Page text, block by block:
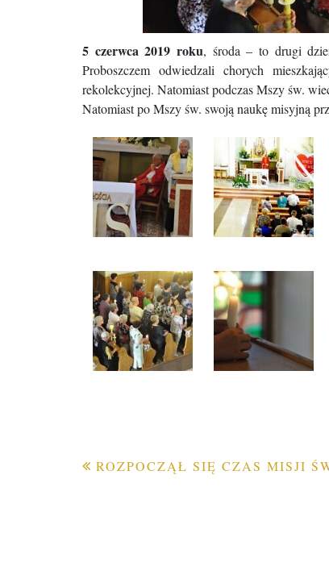
5 czerwca 2019 roku, środa – to drugi
Proboszczem odwiedzali chorych
rekolekcyjnej. Natomiast podczas Mszy św.
Natomiast po Mszy św. swoją naukę misyjną
Nawigacja
ROZPOCZĄŁ SIĘ CZAS MISJI